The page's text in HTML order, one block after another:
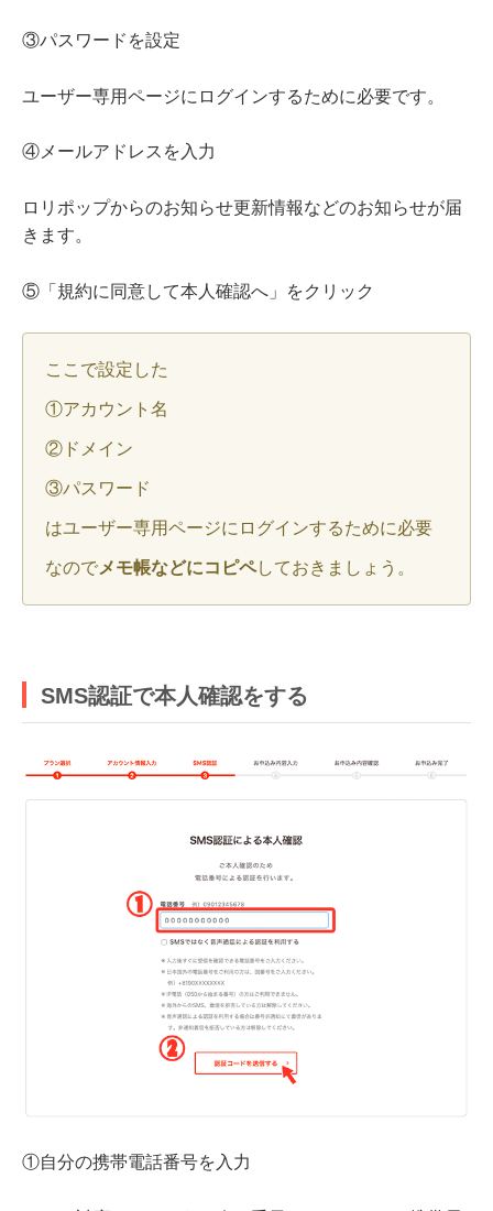
③パスワードを設定
ユーザー専用ページにログインするために必要です。
④メールアドレスを入力
ロリポップからのお知らせ更新情報などのお知らせが届
きます。
⑤「規約に同意して本人確認へ」をクリック
ここで設定した
①アカウント名
②ドメイン
③パスワード
はユーザー専用ページにログインするために必要
なのでメモ帳などにコピペしておきましょう。
SMS認証で本人確認をする
①自分の携帯電話番号を入力